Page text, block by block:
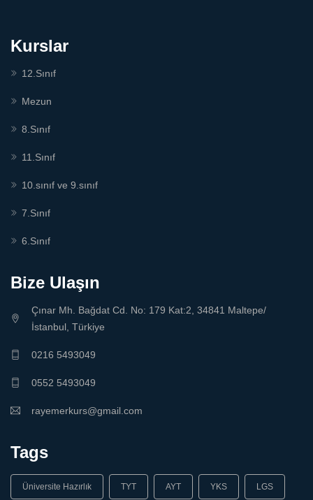
Kurslar
12.Sınıf
Mezun
8.Sınıf
11.Sınıf
10.sınıf ve 9.sınıf
7.Sınıf
6.Sınıf
Bize Ulaşın
Çınar Mh. Bağdat Cd. No: 179 Kat:2, 34841 Maltepe/
İstanbul, Türkiye
0216 5493049
0552 5493049
rayemerkurs@gmail.com
Tags
Üniversite Hazırlık TYT AYT YKS LGS